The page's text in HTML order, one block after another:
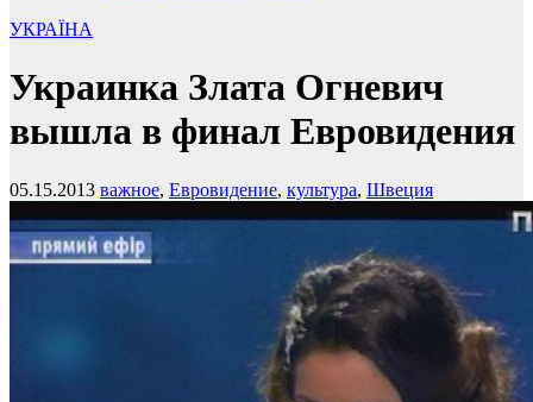
УКРАЇНА
Украинка Злата Огневич
вышла в финал Евровидения
05.15.2013 важное, Евровидение, культура, Швеция